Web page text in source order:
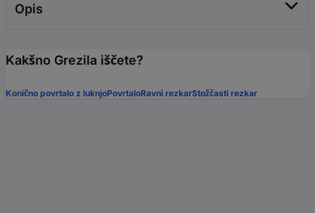
Opis
Kakšno Grezila iščete?
Konično povrtalo z luknjoPovrtaloRavni rezkarStožčasti rezkar